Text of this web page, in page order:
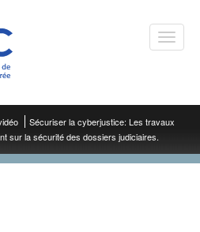
Toggle
Sécuriser la cyberjustice: Les travaux
sur la sécurité des dossiers judiciaires.